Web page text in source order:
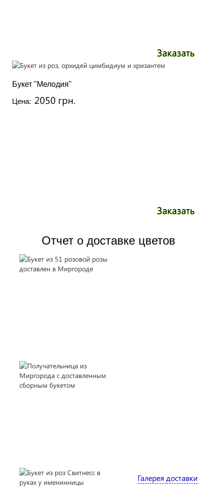
Заказать
Букет "Мелодия"
Цена: 2050 грн.
Заказать
Отчет о доставке цветов
Галерея доставки